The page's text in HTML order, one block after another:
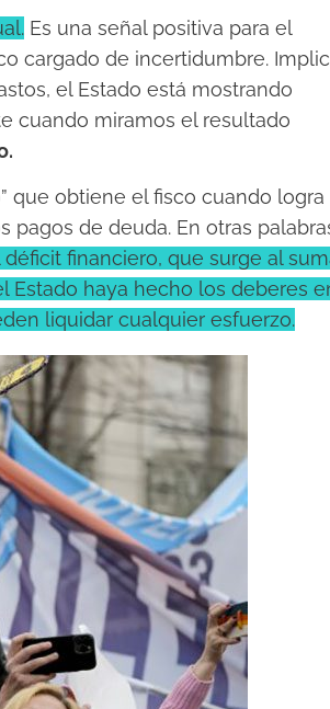
Es una señal positiva para el
cargado de incertidumbre.
el Estado está mostrando
cuando miramos el resultado
que obtiene el fisco cuando logra
pagos de deuda. En otras
déficit financiero, que surge al
Estado haya hecho los deberes
liquidar cualquier esfuerzo.